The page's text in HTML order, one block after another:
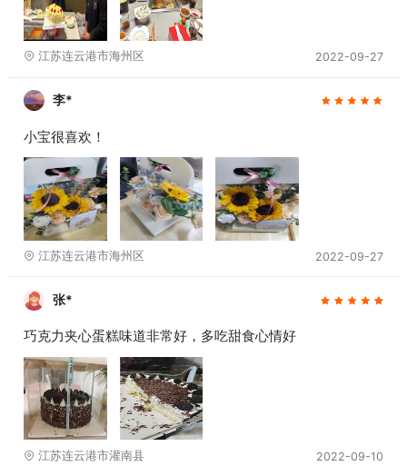
江苏连云港市海州区 2022-09-27
李*
小宝很喜欢！
江苏连云港市海州区 2022-09-27
张*
巧克力夹心蛋糕味道非常好，多吃甜食心情好
江苏连云港市灌南县 2022-09-10